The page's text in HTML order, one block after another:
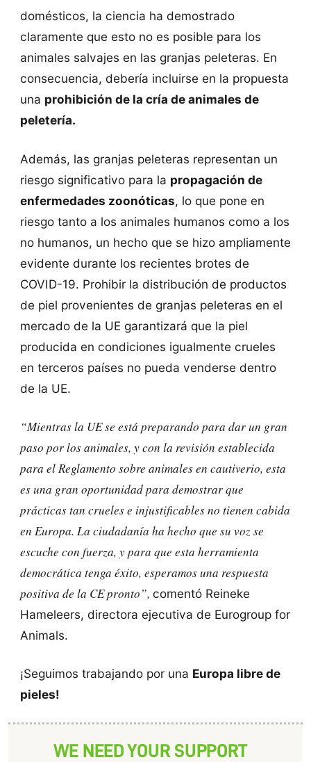
domésticos, la ciencia ha demostrado
claramente que esto no es posible para los
animales salvajes en las granjas peleteras. En
consecuencia, debería incluirse en la propuesta
una prohibición de la cría de animales de
peletería.
Además, las granjas peleteras representan un
riesgo significativo para la propagación de
enfermedades zoonóticas, lo que pone en
riesgo tanto a los animales humanos como a los
no humanos, un hecho que se hizo ampliamente
evidente durante los recientes brotes de
COVID-19. Prohibir la distribución de productos
de piel provenientes de granjas peleteras en el
mercado de la UE garantizará que la piel
producida en condiciones igualmente crueles
en terceros países no pueda venderse dentro
de la UE.
“Mientras la UE se está preparando para dar un gran
paso por los animales, y con la revisión establecida
para el Reglamento sobre animales en cautiverio, esta
es una gran oportunidad para demostrar que
prácticas tan crueles e injustificables no tienen cabida
en Europa. La ciudadanía ha hecho que su voz se
escuche con fuerza, y para que esta herramienta
democrática tenga éxito, esperamos una respuesta
positiva de la CE pronto”, comentó Reineke
Hameleers, directora ejecutiva de Eurogroup for
Animals.
¡Seguimos trabajando por una Europa libre de
pieles!
WE NEED YOUR SUPPORT